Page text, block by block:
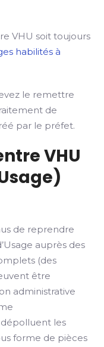
VHU soit toujours
habilités à
le remettre
de
par le préfet.
VHU
de reprendre
auprès des
(des
être
administrative
dépolluent les
forme de pièces